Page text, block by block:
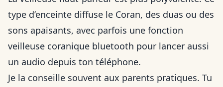
type d’enceinte diffuse le Coran, des duas ou des
sons apaisants, avec parfois une fonction
veilleuse coranique bluetooth pour lancer aussi
un audio depuis ton téléphone.
Je la conseille souvent aux parents pratiques. Tu